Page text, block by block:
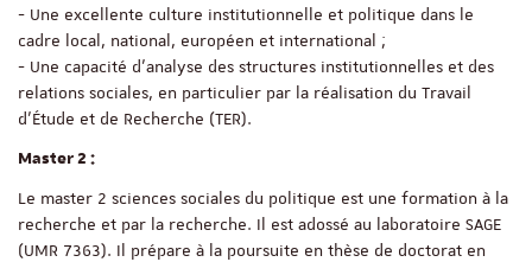
- Une excellente culture institutionnelle et politique dans le
cadre local, national, européen et international ;
- Une capacité d'analyse des structures institutionnelles et des
relations sociales, en particulier par la réalisation du Travail
d'Étude et de Recherche (TER).
Master 2 :
Le master 2 sciences sociales du politique est une formation à la
recherche et par la recherche. Il est adossé au laboratoire SAGE
(UMR 7363). Il prépare à la poursuite en thèse de doctorat en